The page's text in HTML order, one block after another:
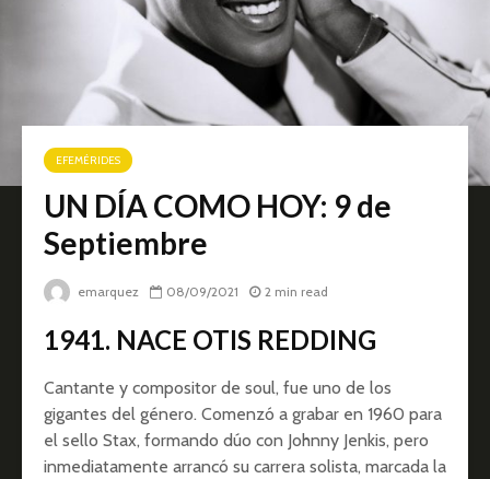
EFEMÉRIDES
UN DÍA COMO HOY: 9 de
Septiembre
emarquez 08/09/2021 2 min read
1941. NACE OTIS REDDING
Cantante y compositor de soul, fue uno de los
gigantes del género. Comenzó a grabar en 1960 para
el sello Stax, formando dúo con Johnny Jenkis, pero
inmediatamente arrancó su carrera solista, marcada la